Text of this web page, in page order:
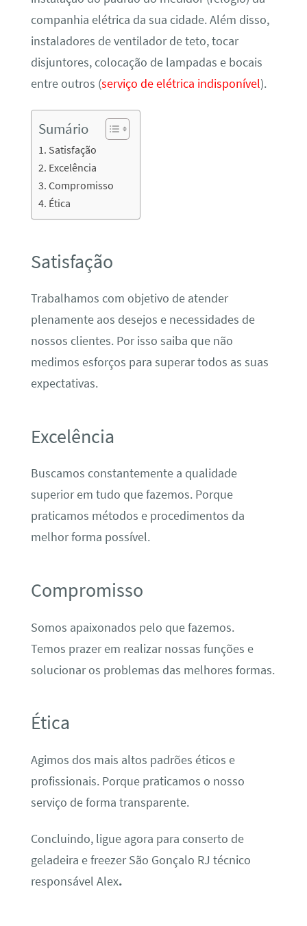
companhia elétrica da sua cidade. Além disso,
instaladores de ventilador de teto, tocar
disjuntores, colocação de lampadas e bocais
entre outros (serviço de elétrica indisponível).
Sumário
Satisfação
Excelência
Compromisso
Ética
Satisfação
Trabalhamos com objetivo de atender
plenamente aos desejos e necessidades de
nossos clientes. Por isso saiba que não
medimos esforços para superar todos as suas
expectativas.
Excelência
Buscamos constantemente a qualidade
superior em tudo que fazemos. Porque
praticamos métodos e procedimentos da
melhor forma possível.
Compromisso
Somos apaixonados pelo que fazemos.
Temos prazer em realizar nossas funções e
solucionar os problemas das melhores formas.
Ética
Agimos dos mais altos padrões éticos e
profissionais. Porque praticamos o nosso
serviço de forma transparente.
Concluindo, ligue agora para conserto de
geladeira e freezer São Gonçalo RJ técnico
responsável Alex.